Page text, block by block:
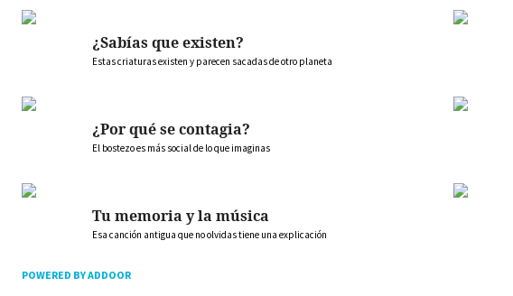
¿Sabías que existen?
Estas criaturas existen y parecen sacadas de otro planeta
¿Por qué se contagia?
El bostezo es más social de lo que imaginas
Tu memoria y la música
Esa canción antigua que no olvidas tiene una explicación
POWERED BY ADDOOR